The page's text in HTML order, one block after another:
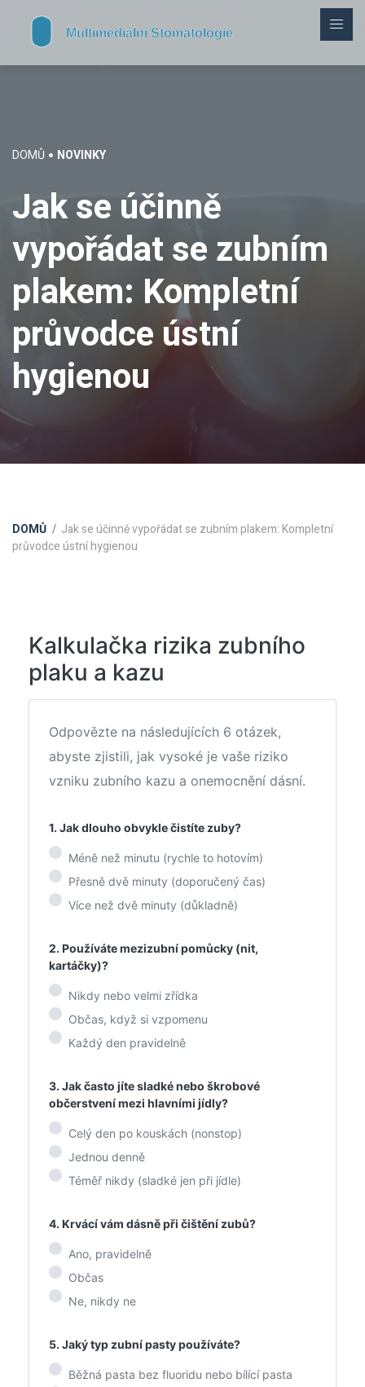
DOMŮ NOVINKY
Jak se účinně
vypořádat se zubním
plakem: Kompletní
průvodce ústní
hygienou
DOMŮ
Jak se účinně vypořádat se zubním plakem: Kompletní
průvodce ústní hygienou
Kalkulačka rizika zubního
plaku a kazu
Odpovězte na následujících 6 otázek,
abyste zjistili, jak vysoké je vaše riziko
vzniku zubního kazu a onemocnění dásní.
1. Jak dlouho obvykle čistíte zuby?
Méně než minutu (rychle to hotovím)
Přesně dvě minuty (doporučený čas)
Více než dvě minuty (důkladně)
2. Používáte mezizubní pomůcky (nit,
kartáčky)?
Nikdy nebo velmi zřídka
Občas, když si vzpomenu
Každý den pravidelně
3. Jak často jíte sladké nebo škrobové
občerstvení mezi hlavními jídly?
Celý den po kouskách (nonstop)
Jednou denně
Téměř nikdy (sladké jen při jídle)
4. Krvácí vám dásně při čištění zubů?
Ano, pravidelně
Občas
Ne, nikdy ne
5. Jaký typ zubní pasty používáte?
Běžná pasta bez fluoridu nebo bílící pasta